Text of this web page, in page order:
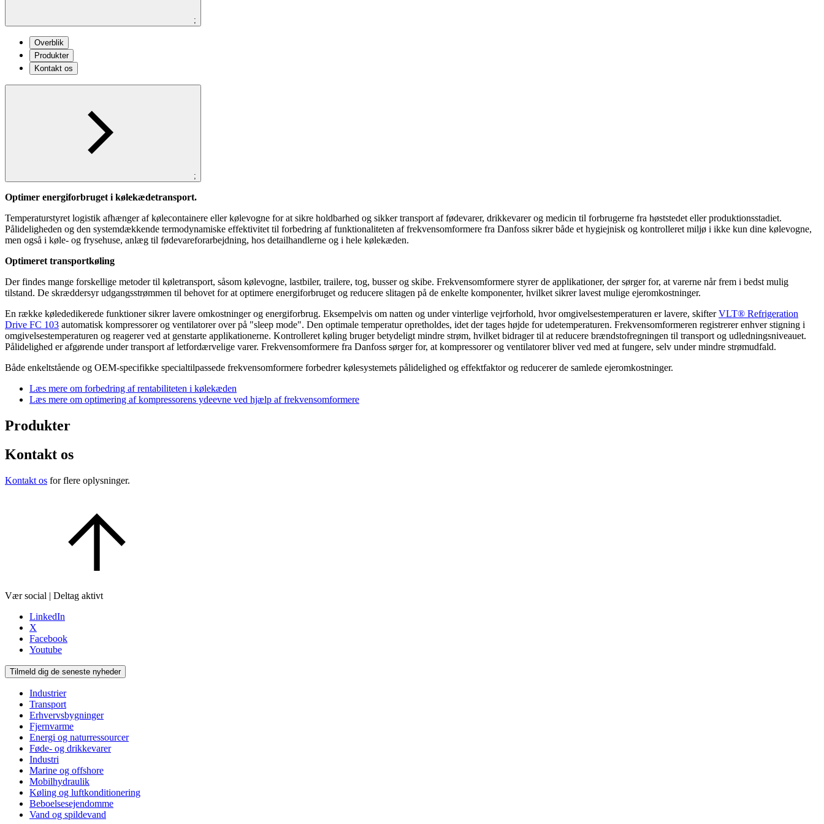
;
Overblik
Produkter
Kontakt os
;
Optimer energiforbruget i kølekædetransport.
Temperaturstyret logistik afhænger af kølecontainere eller kølevogne for at sikre holdbarhed og sikker transport af fødevarer, drikkevarer og medicin til forbrugerne fra høststedet eller produktionsstadiet.
Pålideligheden og den systemdækkende termodynamiske effektivitet til forbedring af funktionaliteten af frekvensomformere fra Danfoss sikrer både et hygiejnisk og kontrolleret miljø i ikke kun dine kølevogne,
men også i køle- og frysehuse, anlæg til fødevareforarbejdning, hos detailhandlerne og i hele kølekæden.
Optimeret transportkøling
Der findes mange forskellige metoder til køletransport, såsom kølevogne, lastbiler, trailere, tog, busser og skibe. Frekvensomformere styrer de applikationer, der sørger for, at varerne når frem i bedst mulig
tilstand. De skræddersyr udgangsstrømmen til behovet for at optimere energiforbruget og reducere slitagen på de enkelte komponenter, hvilket sikrer lavest mulige ejeromkostninger.
En række kølededikerede funktioner sikrer lavere omkostninger og energiforbrug. Eksempelvis om natten og under vinterlige vejrforhold, hvor omgivelsestemperaturen er lavere, skifterVLT® Refrigeration
Drive FC 103 automatisk kompressorer og ventilatorer over på "sleep mode". Den optimale temperatur opretholdes, idet der tages højde for udetemperaturen. Frekvensomformeren registrerer enhver stigning i
omgivelsestemperaturen og reagerer ved at genstarte applikationerne. Kontrolleret køling bruger betydeligt mindre strøm, hvilket bidrager til at reducere brændstofregningen til transport og udledningsniveauet.
Pålidelighed er afgørende under transport af letfordærvelige varer. Frekvensomformere fra Danfoss sørger for, at kompressorer og ventilatorer bliver ved med at fungere, selv under mindre strømudfald.
Både enkeltstående og OEM-specifikke specialtilpassede frekvensomformere forbedrer kølesystemets pålidelighed og effektfaktor og reducerer de samlede ejeromkostninger.
Læs mere om forbedring af rentabiliteten i kølekæden
Læs mere om optimering af kompressorens ydeevne ved hjælp af frekvensomformere
Produkter
Kontakt os
Kontakt os for flere oplysninger.
Vær social | Deltag aktivt
LinkedIn
X
Facebook
Youtube
Tilmeld dig de seneste nyheder
Industrier
Transport
Erhvervsbygninger
Fjernvarme
Energi og naturressourcer
Føde- og drikkevarer
Industri
Marine og offshore
Mobilhydraulik
Køling og luftkonditionering
Beboelsesejendomme
Vand og spildevand